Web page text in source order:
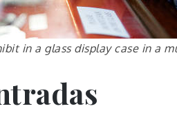
in a glass display case in a